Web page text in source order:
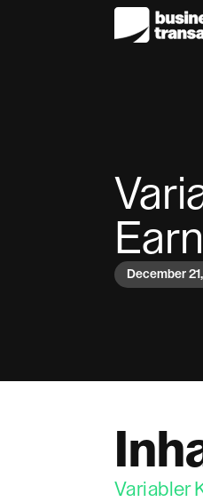
December
Variabler